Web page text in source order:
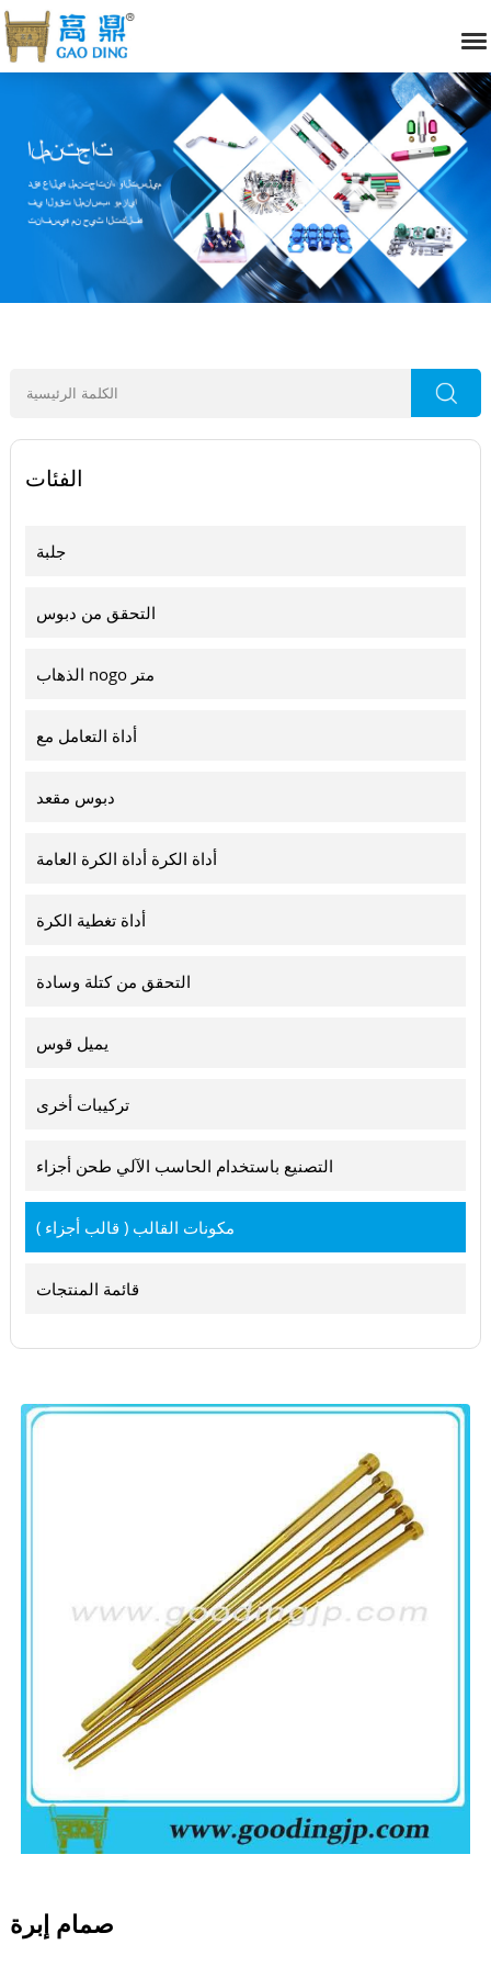
الفئات
جلبة
التحقق من دبوس
الذهاب nogo متر
أداة التعامل مع
دبوس مقعد
أداة الكرة أداة الكرة العامة
أداة تغطية الكرة
التحقق من كتلة وسادة
يميل قوس
تركيبات أخرى
التصنيع باستخدام الحاسب الآلي طحن أجزاء
مكونات القالب ( قالب أجزاء )
قائمة المنتجات
صمام إبرة